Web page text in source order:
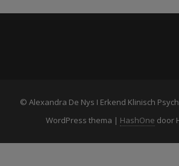
© Alexandra De Nys I Erkend Klinisch
WordPress thema | HashOne door